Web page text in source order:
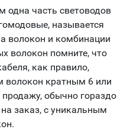
одна часть световодов
называется
волокон и комбинации
волокон помните, что
как правило,
волокон кратным 6 или
обычно гораздо
заказ, с уникальным